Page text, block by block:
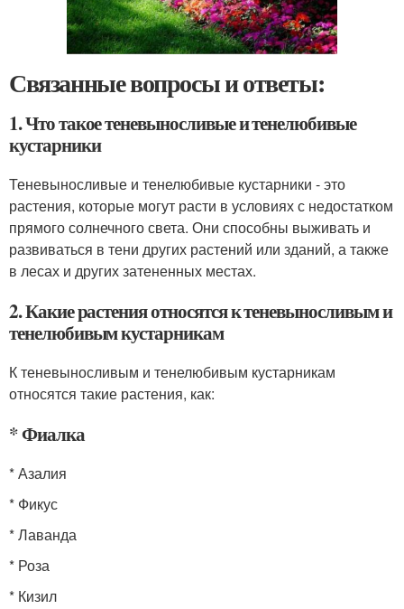
Связанные вопросы и ответы:
1. Что такое теневыносливые и тенелюбивые
кустарники
Теневыносливые и тенелюбивые кустарники - это
растения, которые могут расти в условиях с недостатком
прямого солнечного света. Они способны выживать и
развиваться в тени других растений или зданий, а также
в лесах и других затененных местах.
2. Какие растения относятся к теневыносливым и
тенелюбивым кустарникам
К теневыносливым и тенелюбивым кустарникам
относятся такие растения, как:
* Фиалка
* Азалия
* Фикус
* Лаванда
* Роза
* Кизил